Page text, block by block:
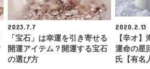
2023.7.7
「宝石」は幸運を引き寄せる
開運アイテム？開運する宝石
の選び方
2020.2.13
【辛オ
運命の星
氏【有名